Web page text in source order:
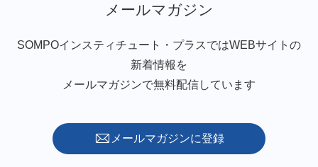
メールマガジン
SOMPOインスティチュート・プラスではWEBサイトの
新着情報を
メールマガジンで無料配信しています
メールマガジンに登録